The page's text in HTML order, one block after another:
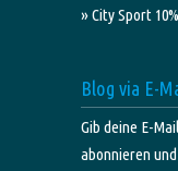
» City Sport 10%
Blog via E-
Gib deine E-
abonnieren